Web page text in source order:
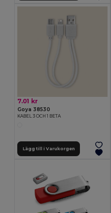
7.01 kr
Goya 38530
KABEL 3 OCH 1 BETA
Lägg till i Varukorgen